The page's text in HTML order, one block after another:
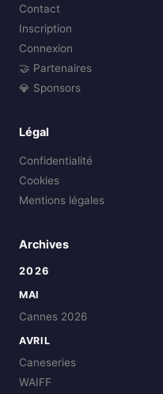
Contact
Inscription
Connexion
🤝 Partenaires
💎 Sponsors
Légal
Confidentialité
Cookies
Mentions légales
Archives
2026
MAI
Cannes 2026
AVRIL
Caneseries
WAIFF